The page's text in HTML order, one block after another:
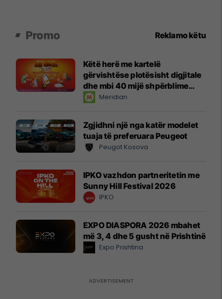
Promo Reklamo këtu
Këtë herë me kartelë
gërvishtëse plotësisht digjitale
dhe mbi 40 mijë shpërblime
instant!Meridian
Zgjidhni një nga katër modelet
tuaja të preferuara Peugeot
Peugot Kosova
IPKO vazhdon partneritetin me
Sunny Hill Festival 2026
IPKO
EXPO DIASPORA 2026 mbahet
më 3, 4 dhe 5 gusht në Prishtinë
Expo Prishtina